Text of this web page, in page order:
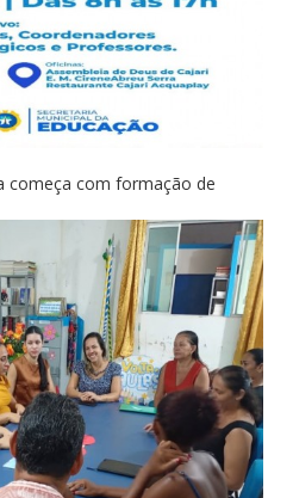
começa com formação de